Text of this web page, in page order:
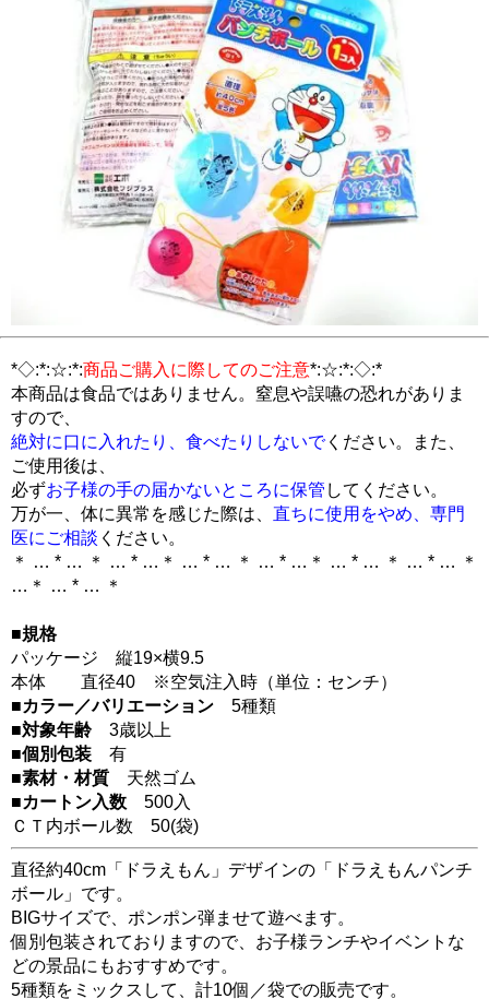
*◇:*:☆:*:商品ご購入に際してのご注意*:☆:*:◇:*
本商品は食品ではありません。窒息や誤嚥の恐れがありま
すので、
絶対に口に入れたり、食べたりしないでください。また、
ご使用後は、
必ずお子様の手の届かないところに保管 してください。
万が一、体に異常を感じた際は、 直ちに使用をやめ、専門
医にご相談 ください。
＊ … * … ＊ … * …＊ … * … ＊ … * …＊ … * … ＊ … * … ＊
…＊ … * … ＊
■規格
パッケージ 縦19×横9.5
本体 直径40 ※空気注入時（単位：センチ）
■カラー／バリエーション 5種類
■対象年齢 3歳以上
■個別包装 有
■素材・材質 天然ゴム
■カートン入数 500入
ＣＴ内ボール数 50(袋)
直径約40cm「ドラえもん」デザインの「ドラえもんパンチ
ボール」です。
BIGサイズで、ポンポン弾ませて遊べます。
個別包装されておりますので、お子様ランチやイベントな
どの景品にもおすすめです。
5種類をミックスして、計10個／袋での販売です。